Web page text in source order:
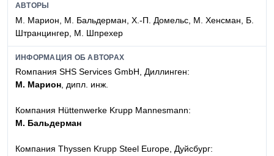
АВТОРЫ
М. Марион, М. Бальдерман, Х.-П. Домельс, М. Хенсман, Б.
Штранцингер, М. Шпрехер
ИНФОРМАЦИЯ ОБ АВТОРАХ
Rомпания SHS Services GmbH, Диллинген:
М. Марион , дипл. инж.
Компания Hüttenwerke Krupp Mannesmann:
М. Бальдерман
Компания Thyssen Krupp Steel Europe, Дуйсбург: